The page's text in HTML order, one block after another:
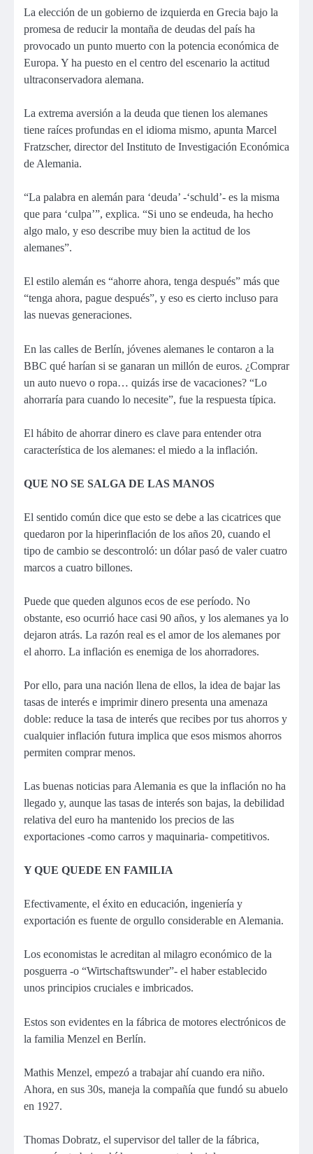
La elección de un gobierno de izquierda en Grecia bajo la
promesa de reducir la montaña de deudas del país ha
provocado un punto muerto con la potencia económica de
Europa. Y ha puesto en el centro del escenario la actitud
ultraconservadora alemana.
La extrema aversión a la deuda que tienen los alemanes
tiene raíces profundas en el idioma mismo, apunta Marcel
Fratzscher, director del Instituto de Investigación Económica
de Alemania.
“La palabra en alemán para ‘deuda’ -‘schuld’- es la misma
que para ‘culpa’”, explica. “Si uno se endeuda, ha hecho
algo malo, y eso describe muy bien la actitud de los
alemanes”.
El estilo alemán es “ahorre ahora, tenga después” más que
“tenga ahora, pague después”, y eso es cierto incluso para
las nuevas generaciones.
En las calles de Berlín, jóvenes alemanes le contaron a la
BBC qué harían si se ganaran un millón de euros. ¿Comprar
un auto nuevo o ropa… quizás irse de vacaciones? “Lo
ahorraría para cuando lo necesite”, fue la respuesta típica.
El hábito de ahorrar dinero es clave para entender otra
característica de los alemanes: el miedo a la inflación.
QUE NO SE SALGA DE LAS MANOS
El sentido común dice que esto se debe a las cicatrices que
quedaron por la hiperinflación de los años 20, cuando el
tipo de cambio se descontroló: un dólar pasó de valer cuatro
marcos a cuatro billones.
Puede que queden algunos ecos de ese período. No
obstante, eso ocurrió hace casi 90 años, y los alemanes ya lo
dejaron atrás. La razón real es el amor de los alemanes por
el ahorro. La inflación es enemiga de los ahorradores.
Por ello, para una nación llena de ellos, la idea de bajar las
tasas de interés e imprimir dinero presenta una amenaza
doble: reduce la tasa de interés que recibes por tus ahorros y
cualquier inflación futura implica que esos mismos ahorros
permiten comprar menos.
Las buenas noticias para Alemania es que la inflación no ha
llegado y, aunque las tasas de interés son bajas, la debilidad
relativa del euro ha mantenido los precios de las
exportaciones -como carros y maquinaria- competitivos.
Y QUE QUEDE EN FAMILIA
Efectivamente, el éxito en educación, ingeniería y
exportación es fuente de orgullo considerable en Alemania.
Los economistas le acreditan al milagro económico de la
posguerra -o “Wirtschaftswunder”- el haber establecido
unos principios cruciales e imbricados.
Estos son evidentes en la fábrica de motores electrónicos de
la familia Menzel en Berlín.
Mathis Menzel, empezó a trabajar ahí cuando era niño.
Ahora, en sus 30s, maneja la compañía que fundó su abuelo
en 1927.
Thomas Dobratz, el supervisor del taller de la fábrica,